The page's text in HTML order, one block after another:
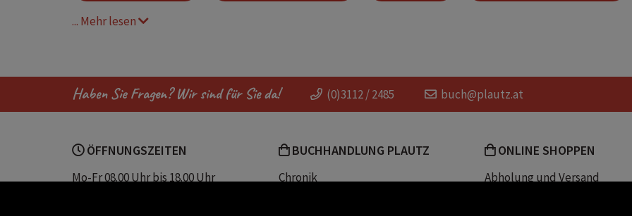
Speicherstadt
Bücher für den Urlaub Perfektes Mitbringsel Mord im Miniatur Wunderland
... Mehr lesen
Haben Sie Fragen? Wir sind für Sie da! (0)3112 / 2485 buch@plautz.at
ÖFFNUNGSZEITEN
Mo-Fr 08.00 Uhr bis 18.00 Uhr
BUCHHANDLUNG PLAUTZ
Chronik
ONLINE SHOPPEN
Abholung und Versand